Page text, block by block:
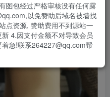
图包经过严格审核没有任何露
以免赞助后域名被墙找
点资源, 赞助费用不到源站一
4.因支付金额不对导致会员
急!联系264227@qq.com帮